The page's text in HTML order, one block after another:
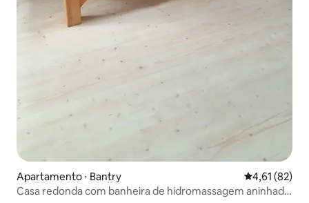
Apartamento ⋅ Bantry 4,61 de uma
4,61 (82)
Casa redonda com banheira de hidromassagem aninhada